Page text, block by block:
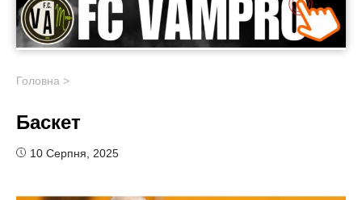
Головна >
Баскет
10 Серпня, 2025